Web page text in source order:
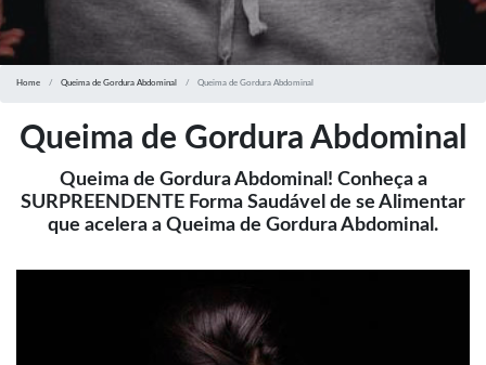
Home Queima de Gordura Abdominal Queima de Gordura Abdominal
Queima de Gordura Abdominal
Queima de Gordura Abdominal! Conheça a
SURPREENDENTE Forma Saudável de se Alimentar
que acelera a Queima de Gordura Abdominal.